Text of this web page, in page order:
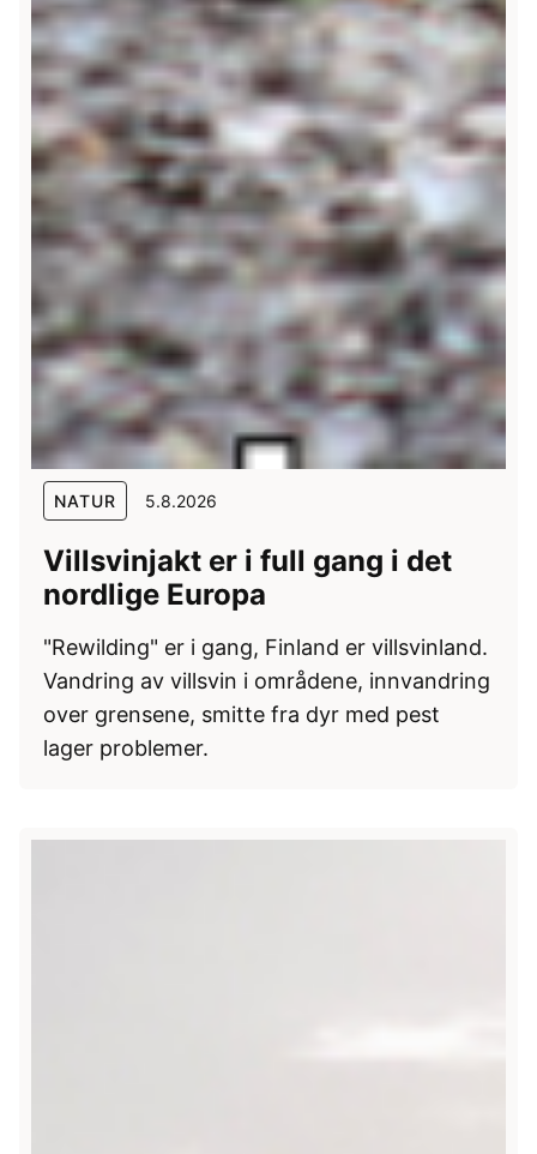
NATUR 5.8.2026
Villsvinjakt er i full gang i det
nordlige Europa
"Rewilding" er i gang, Finland er villsvinland.
Vandring av villsvin i områdene, innvandring
over grensene, smitte fra dyr med pest
lager problemer.